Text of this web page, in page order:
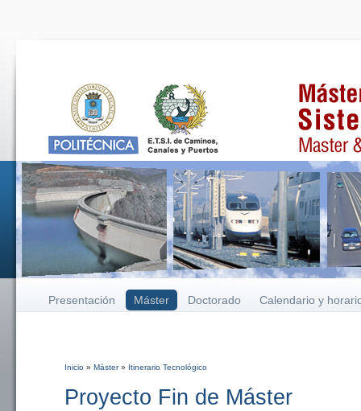
Presentación Máster Doctorado Calendario y
Inicio » Máster» Itinerario Tecnológico
Proyecto Fin de Máster